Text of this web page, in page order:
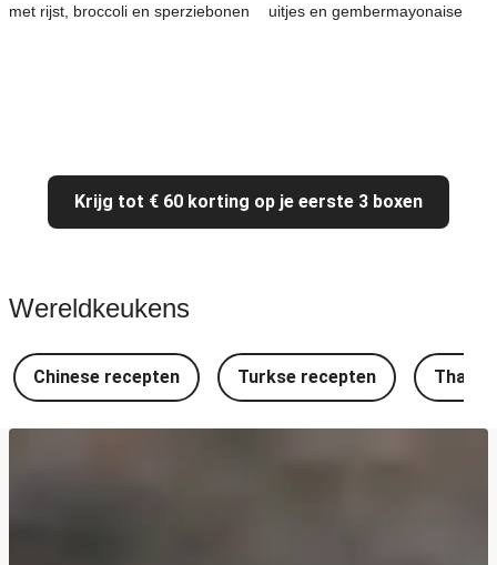
met rijst, broccoli en sperziebonen
uitjes en gembermayonaise
Krijg tot € 60 korting op je eerste 3 boxen
Wereldkeukens
Chinese recepten Turkse recepten Thaise